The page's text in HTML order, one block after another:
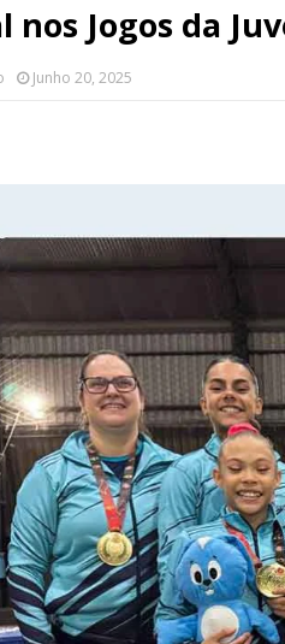
nos Jogos da
Junho 20, 2025